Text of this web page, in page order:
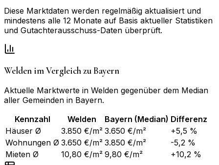
Diese Marktdaten werden regelmäßig aktualisiert und
mindestens alle 12 Monate auf Basis aktueller Statistiken
und Gutachterausschuss-Daten überprüft.
Welden im Vergleich zuBayern
Aktuelle Marktwerte in Welden gegenüber dem Median
aller Gemeinden in Bayern.
Kennzahl
Welden Bayern (Median) Differenz
Häuser Ø
3.850 €/m² 3.650 €/m²
+5,5 %
Wohnungen Ø 3.650 €/m² 3.850 €/m²
-5,2 %
Mieten Ø
10,80 €/m² 9,80 €/m² +10,2 %